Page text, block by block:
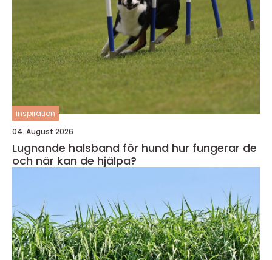
inspiration
04. August 2026
Lugnande halsband för hund hur fungerar de
och när kan de hjälpa?